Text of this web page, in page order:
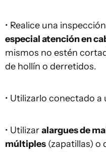
• Realice una
especial atención en
mismos no estén
de hollín o derretidos.
• Utilizarlo conectado a
• Utilizaralargues de
múltiples (zapatillas) o